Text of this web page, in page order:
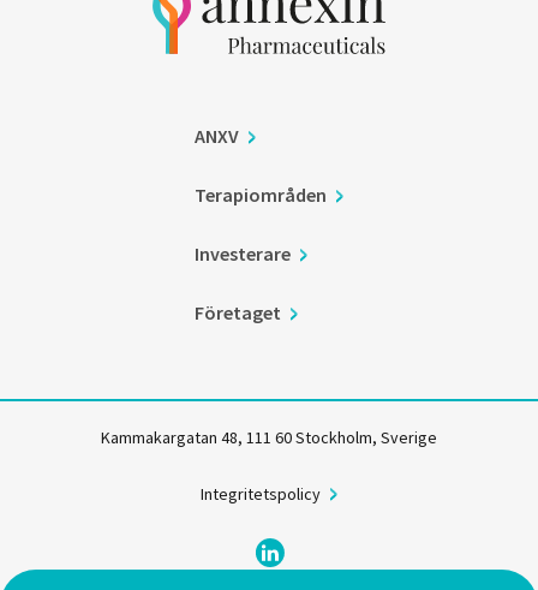
ANXV
Terapiområden
Investerare
Företaget
Kammakargatan 48, 111 60 Stockholm, Sverige
Integritetspolicy